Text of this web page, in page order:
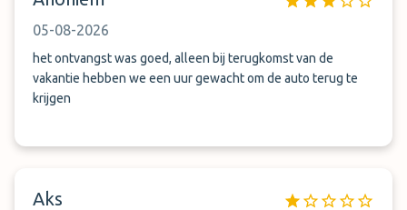
05-08-2026
het ontvangst was goed, alleen bij terugkomst van de
vakantie hebben we een uur gewacht om de auto terug te
krijgen
Aks